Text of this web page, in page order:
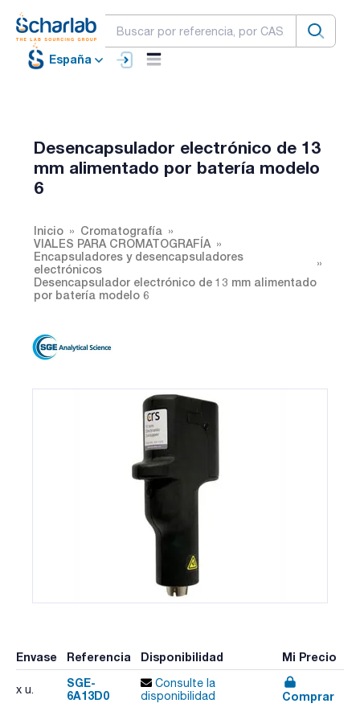
España
Desencapsulador electrónico de 13
mm alimentado por batería modelo
6
Inicio
Cromatografía
VIALES PARA CROMATOGRAFÍA
Encapsuladores y desencapsuladores
electrónicos
Desencapsulador electrónico de 13 mm alimentado
por batería modelo 6
Envase Referencia Disponibilidad Mi Precio
x u.
SGE-
6A13D0
Consulte la
disponibilidad
Comprar